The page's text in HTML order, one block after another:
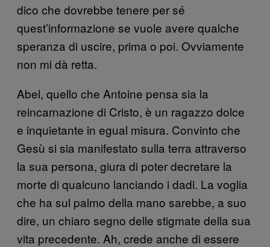
dico che dovrebbe tenere per sé
quest’informazione se vuole avere qualche
speranza di uscire, prima o poi. Ovviamente
non mi dà retta.
Abel, quello che Antoine pensa sia la
reincarnazione di Cristo, è un ragazzo dolce
e inquietante in egual misura. Convinto che
Gesù si sia manifestato sulla terra attraverso
la sua persona, giura di poter decretare la
morte di qualcuno lanciando i dadi. La voglia
che ha sul palmo della mano sarebbe, a suo
dire, un chiaro segno delle stigmate della sua
vita precedente. Ah, crede anche di essere